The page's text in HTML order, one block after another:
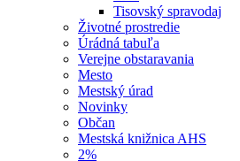
Tisovský spravodaj
Životné prostredie
Úrádná tabuľa
Verejne obstaravania
Mesto
Mestský úrad
Novinky
Občan
Mestská knižnica AHS
2%